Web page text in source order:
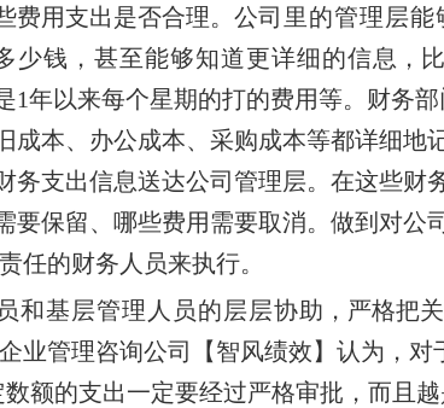
费用支出是否合理。公司里的管理层能
少钱，甚至能够知道更详细的信息，
1年以来每个星期的打的费用等。财务
旧成本、办公成本、采购成本等都详细
务支出信息送达公司 管理层。在这些财
要保留、哪些费用需要取消。 做到对公
任的财务人员来执行。
和基层管理人员的层层协助，严格把
业管理咨询公司【智风绩效】认为， 对
额的支出一定要经过严格审批，而且